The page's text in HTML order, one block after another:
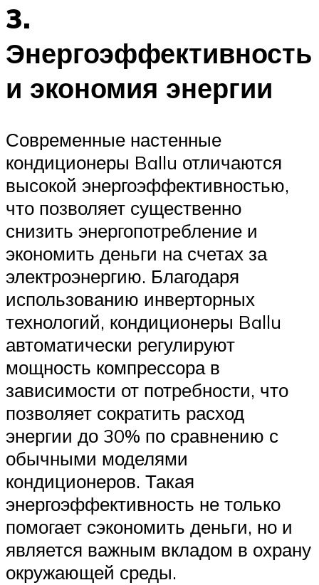
3.
Энергоэффективность
и экономия энергии
Современные настенные
кондиционеры Ballu отличаются
высокой энергоэффективностью,
что позволяет существенно
снизить энергопотребление и
экономить деньги на счетах за
электроэнергию. Благодаря
использованию инверторных
технологий, кондиционеры Ballu
автоматически регулируют
мощность компрессора в
зависимости от потребности, что
позволяет сократить расход
энергии до 30% по сравнению с
обычными моделями
кондиционеров. Такая
энергоэффективность не только
помогает сэкономить деньги, но и
является важным вкладом в охрану
окружающей среды.